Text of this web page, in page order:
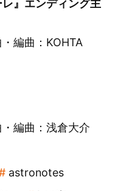
』エンディング主
曲：KOHTA
曲：浅倉大介
astronotes